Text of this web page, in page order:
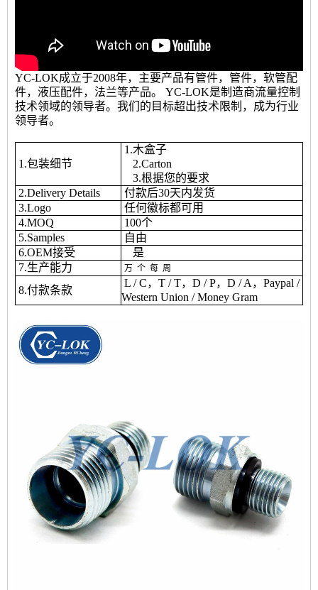
YC-LOK成立于2008年，主要产品有管件，管件，软管配
件，液压配件，法兰等产品。 YC-LOK是制造商流量控制
技术领域的领导者。我们的目标超出技术限制，成为行业
领导者。
1.包装细节
1.木盒子
2.Carton
3.根据您的要求
2.Delivery Details
付款后30天内发货
3.Logo
任何徽标都可用
4.MOQ
100个
5.Samples
自由
6.OEM接受
是
7.生产能力
万 个 每 周
8.付款条款
L / C，T / T，D / P，D / A，Paypal /
Western Union / Money Gram